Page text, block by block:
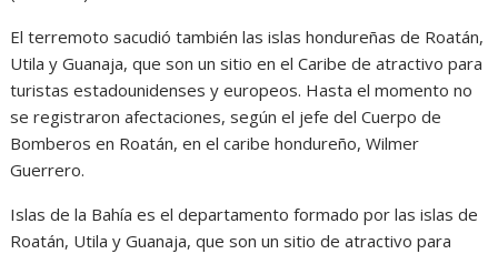
El terremoto sacudió también las islas hondureñas de Roatán,
Utila y Guanaja, que son un sitio en el Caribe de atractivo para
turistas estadounidenses y europeos. Hasta el momento no
se registraron afectaciones, según el jefe del Cuerpo de
Bomberos en Roatán, en el caribe hondureño, Wilmer
Guerrero.
Islas de la Bahía es el departamento formado por las islas de
Roatán, Utila y Guanaja, que son un sitio de atractivo para